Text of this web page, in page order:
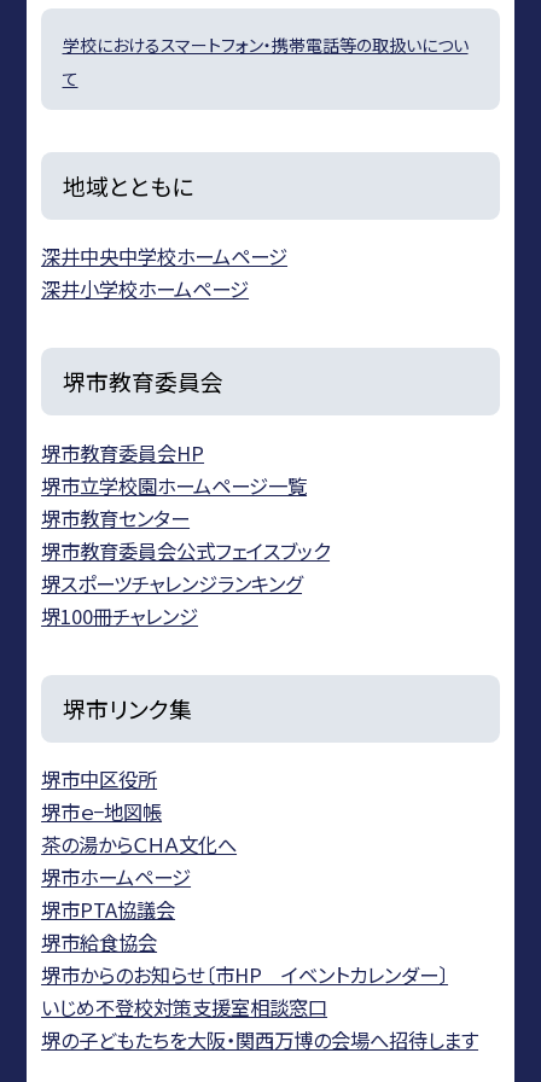
学校におけるスマートフォン・携帯電話等の取扱いについ
て
地域とともに
深井中央中学校ホームページ
深井小学校ホームページ
堺市教育委員会
堺市教育委員会HP
堺市立学校園ホームページ一覧
堺市教育センター
堺市教育委員会公式フェイスブック
堺スポーツチャレンジランキング
堺100冊チャレンジ
堺市リンク集
堺市中区役所
堺市ｅ−地図帳
茶の湯からＣＨＡ文化へ
堺市ホームページ
堺市PTA協議会
堺市給食協会
堺市からのお知らせ〔市HP イベントカレンダー〕
いじめ不登校対策支援室相談窓口
堺の子どもたちを大阪・関西万博の会場へ招待します